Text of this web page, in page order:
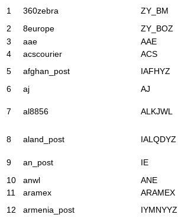
1 360zebra ZY_BM
2
8europe ZY_BOZ
3
aae AAE
4
acscourier ACS
5
afghan_post IAFHYZ
6
aj AJ
7 al8856 ALKJWL
8
aland_post IALQDYZ
9
an_post IE
10
anwl ANE
11
aramex ARAMEX
12
armenia_post IYMNYYZ